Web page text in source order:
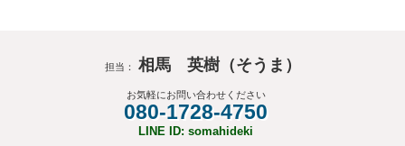
担当： 相馬 英樹（そうま）
お気軽にお問い合わせください
080-1728-4750
LINE ID: somahideki